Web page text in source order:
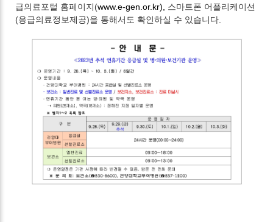
급의료포털 홈페이지(www.e-gen.or.kr),
스마트폰 어플리케이션
(응급의료정보제공)을 통해서도 확인하실 수 있습니다.